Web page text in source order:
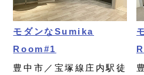
モダンなSumika
Room#1
豊中市／宝塚線庄内駅徒